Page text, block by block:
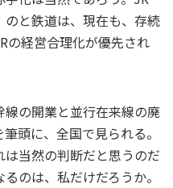
と鉄道は、現在も、存続
の経営合理化が優先され
の開業と並行在来線の廃
頭に、全国で見られる。
当然の判断だと思うのだ
のは、私だけだろうか。